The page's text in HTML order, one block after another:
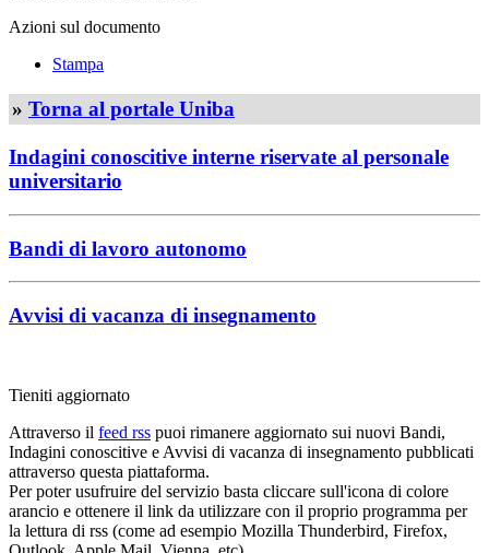
Azioni sul documento
Stampa
» Torna al portale Uniba
Indagini conoscitive interne riservate al personale
universitario
Bandi di lavoro autonomo
Avvisi di vacanza di insegnamento
Tieniti aggiornato
Attraverso il feed rss puoi rimanere aggiornato sui nuovi Bandi,
Indagini conoscitive e Avvisi di vacanza di insegnamento pubblicati
attraverso questa piattaforma.
Per poter usufruire del servizio basta cliccare sull'icona di colore
arancio e ottenere il link da utilizzare con il proprio programma per
la lettura di rss (come ad esempio Mozilla Thunderbird, Firefox,